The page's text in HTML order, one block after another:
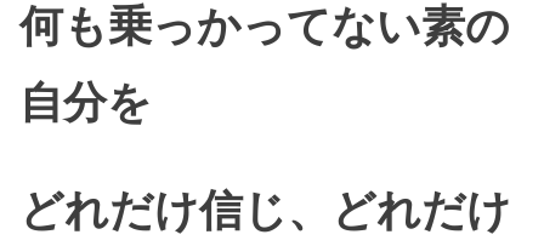
何も乗っかってない素の
自分を
どれだけ信じ、どれだけ